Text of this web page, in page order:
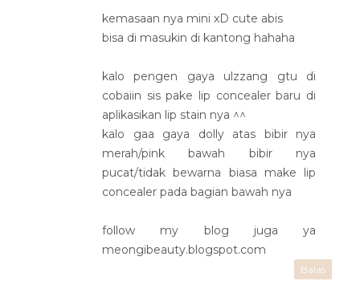
kemasaan nya mini xD cute abis
bisa di masukin di kantong hahaha
kalo pengen gaya ulzzang gtu di
cobaiin sis pake lip concealer baru di
aplikasikan lip stain nya ^^
kalo gaa gaya dolly atas bibir nya
merah/pink bawah bibir nya
pucat/tidak bewarna biasa make lip
concealer pada bagian bawah nya
follow my blog juga ya
meongibeauty.blogspot.com
Balas